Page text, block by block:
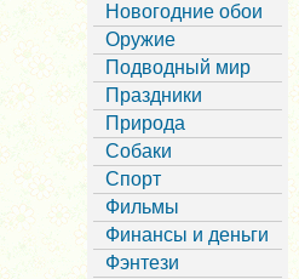
Новогодние обои
Оружие
Подводный мир
Праздники
Природа
Собаки
Спорт
Фильмы
Финансы и деньги
Фэнтези